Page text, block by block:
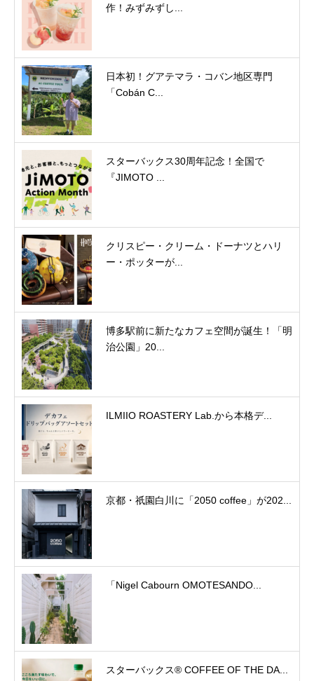
作！みずみずし...
日本初！グアテマラ・コバン地区専門
「Cobán C...
スターバックス30周年記念！全国で
『JIMOTO ...
クリスピー・クリーム・ドーナツとハリ
ー・ポッターが...
博多駅前に新たなカフェ空間が誕生！「明
治公園」20...
ILMIIO ROASTERY Lab.から本格デ...
京都・祇園白川に「2050 coffee」が202...
「Nigel Cabourn OMOTESANDO...
スターバックス® COFFEE OF THE DA...